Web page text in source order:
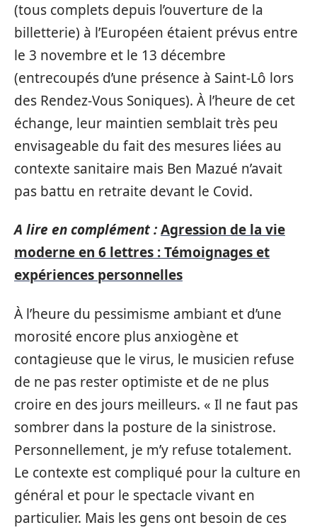
(tous complets depuis l’ouverture de la
billetterie) à l’Européen étaient prévus entre
le 3 novembre et le 13 décembre
(entrecoupés d’une présence à Saint-Lô lors
des Rendez-Vous Soniques). À l’heure de cet
échange, leur maintien semblait très peu
envisageable du fait des mesures liées au
contexte sanitaire mais Ben Mazué n’avait
pas battu en retraite devant le Covid.
A lire en complément :Agression de la vie
moderne en 6 lettres : Témoignages et
expériences personnelles
À l’heure du pessimisme ambiant et d’une
morosité encore plus anxiogène et
contagieuse que le virus, le musicien refuse
de ne pas rester optimiste et de ne plus
croire en des jours meilleurs. « Il ne faut pas
sombrer dans la posture de la sinistrose.
Personnellement, je m’y refuse totalement.
Le contexte est compliqué pour la culture en
général et pour le spectacle vivant en
particulier. Mais les gens ont besoin de ces